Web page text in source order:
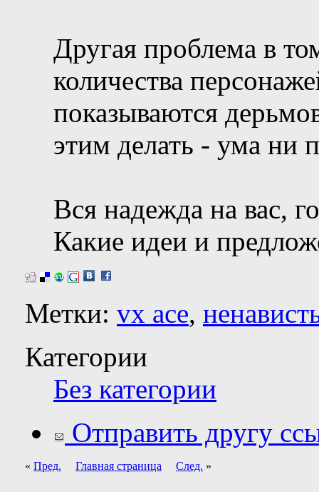
Другая проблема в
количества
показываются
этим делать - ума ни
Вся надежда на вас,
Какие идеи и
Метки: vx ace,
Категории
Без категории
Отправить другу
« Пред. Главная страница След. »